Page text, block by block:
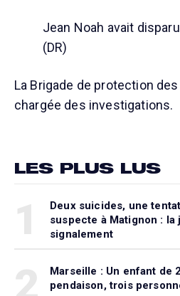
Jean Noah avait
(DR)
La Brigade de protection
chargée des investigations.
LES PLUS LUS
Deux suicides, une
suspecte à Matignon :
signalement
Marseille : Un enfant de
pendaison, trois